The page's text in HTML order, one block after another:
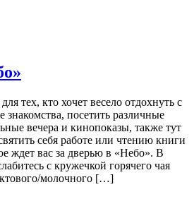
тех, кто хочет весело отдохнуть с
знакомства, посетить различные
вечера и кинопоказы, также тут
себя работе или чтению книги
ждет вас за дверью в «Небо». В
с кружечкой горячего чая
молочного […]